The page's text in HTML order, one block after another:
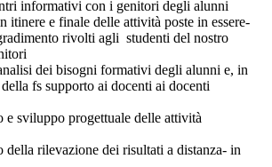
informativi con i genitori degli alunni
itinere e finale delle attività poste in essere-
rivolti agli studenti del nostro
dei bisogni formativi degli alunni e, in
fs supporto ai docenti ai docenti
e sviluppo progettuale delle attività
della rilevazione dei risultati a distanza- in